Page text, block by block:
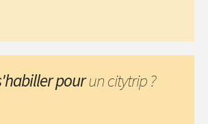
pourun citytrip ?